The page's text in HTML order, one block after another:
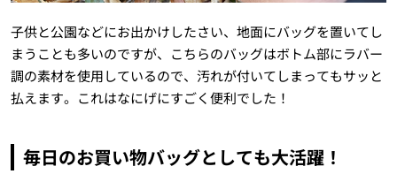
子供と公園などにお出かけしたさい、地面にバッグを置いてし
まうことも多いのですが、こちらのバッグはボトム部にラバー
調の素材を使用しているので、汚れが付いてしまってもサッと
払えます。これはなにげにすごく便利でした！
毎日のお買い物バッグとしても大活躍！